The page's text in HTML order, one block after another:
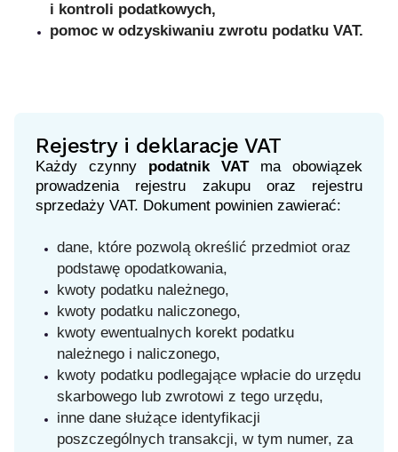
i kontroli podatkowych,
pomoc w odzyskiwaniu zwrotu podatku VAT.
Rejestry i deklaracje VAT
Każdy czynny podatnik VAT
ma obowiązek
prowadzenia rejestru zakupu oraz rejestru
sprzedaży VAT. Dokument powinien zawierać:
dane, które pozwolą określić przedmiot oraz
podstawę opodatkowania,
kwoty podatku należnego,
kwoty podatku naliczonego,
kwoty ewentualnych korekt podatku
należnego i naliczonego,
kwoty podatku podlegające wpłacie do urzędu
skarbowego lub zwrotowi z tego urzędu,
inne dane służące identyfikacji
poszczególnych transakcji, w tym numer, za